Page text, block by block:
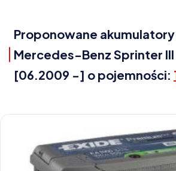
Proponowane
Mercedes-Benz Sprinter III
[06.2009 -] o pojemności: